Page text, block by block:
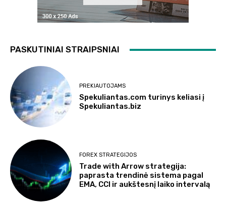
PASKUTINIAI STRAIPSNIAI
PREKIAUTOJAMS
Spekuliantas.com turinys keliasi į
Spekuliantas.biz
FOREX STRATEGIJOS
Trade with Arrow strategija:
paprasta trendinė sistema pagal
EMA, CCI ir aukštesnį laiko intervalą